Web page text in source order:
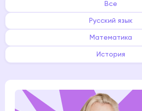
Все
Русский язык
Математика
История